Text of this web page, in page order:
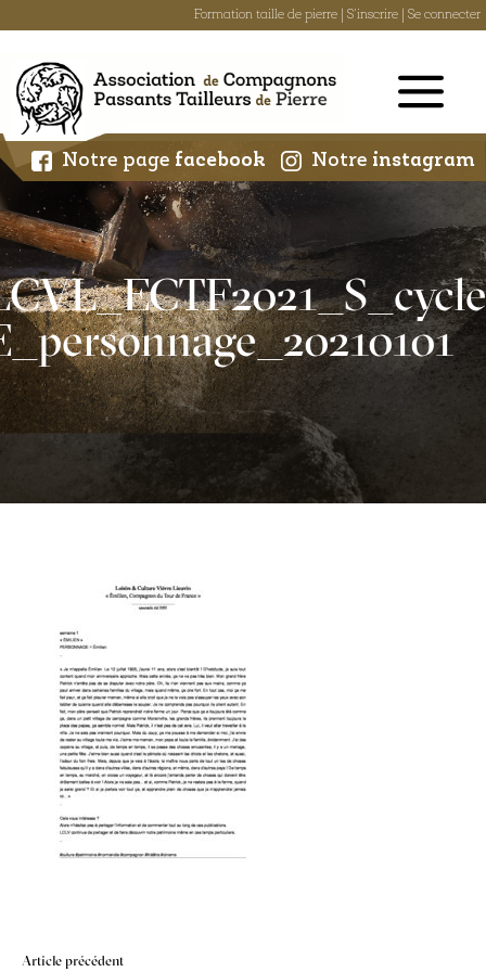
Formation taille de pierre S'inscrire Se connecter
content
Notre page facebook Notre instagram
Article précédent